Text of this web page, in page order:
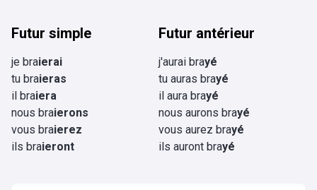
Futur simple
je braierai
tu braieras
il braiera
nous braierons
vous braierez
ils braieront
Futur antérieur
j'aurai brayé
tu auras brayé
il aura brayé
nous aurons brayé
vous aurez brayé
ils auront brayé